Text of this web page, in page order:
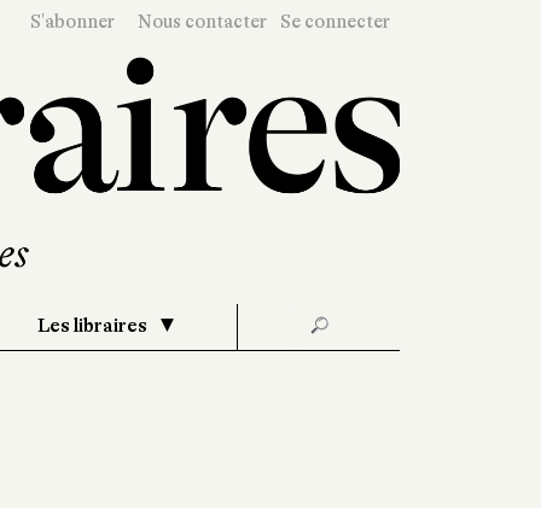
S'abonner Nous contacter Se connecter
Les libraires 🔎